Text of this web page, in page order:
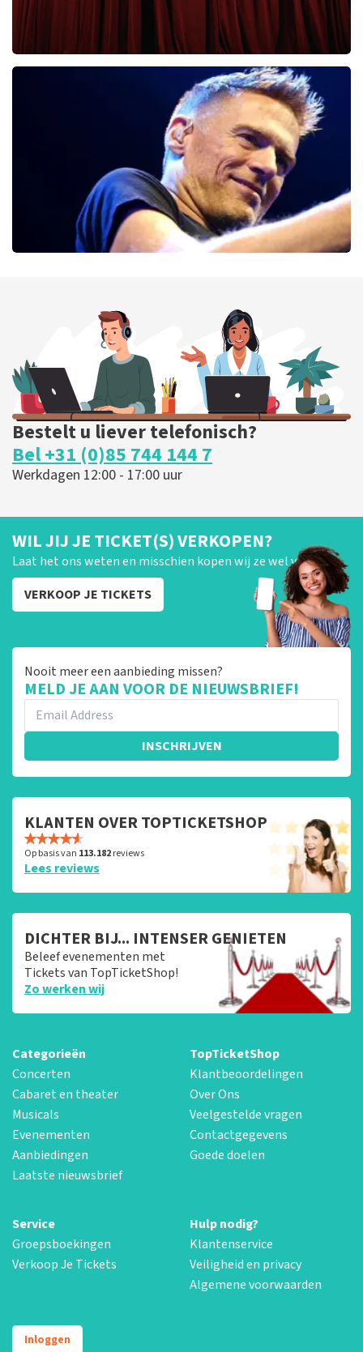
BESTEL NU
Bestelt u liever telefonisch?
Bel +31 (0)85 744 144 7
Werkdagen 12:00 - 17:00 uur
WIL JIJ JE TICKET(S) VERKOPEN?
Laat het ons weten en misschien kopen wij ze wel van je!
VERKOOP JE TICKETS
Nooit meer een aanbieding missen?
MELD JE AAN VOOR DE NIEUWSBRIEF!
INSCHRIJVEN
KLANTEN OVER TOPTICKETSHOP
Op basis van 113.182reviews
Lees reviews
DICHTER BIJ... INTENSER GENIETEN
Beleef evenementen met
Tickets van TopTicketShop!
Zo werken wij
Categorieën
Concerten
Cabaret en theater
Musicals
Evenementen
Aanbiedingen
Laatste nieuwsbrief
TopTicketShop
Klantbeoordelingen
Over Ons
Veelgestelde vragen
Contactgegevens
Goede doelen
Service
Groepsboekingen
Verkoop Je Tickets
Hulp nodig?
Klantenservice
Veiligheid en privacy
Algemene voorwaarden
Inloggen